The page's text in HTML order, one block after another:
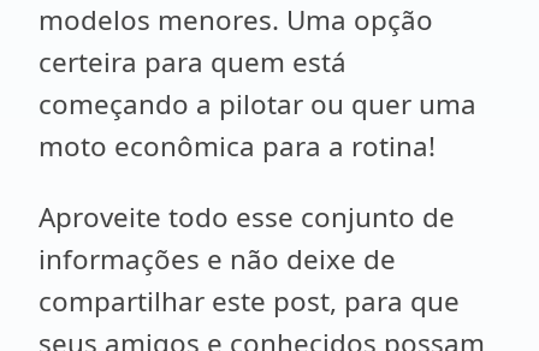
modelos menores. Uma opção
certeira para quem está
começando a pilotar ou quer uma
moto econômica para a rotina!
Aproveite todo esse conjunto de
informações e não deixe de
compartilhar este post, para que
seus amigos e conhecidos possam